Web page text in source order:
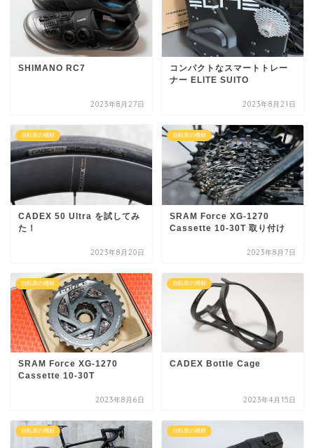
SHIMANO RC7
2023年8月27日
コンパクトなスマートトレー
ナー ELITE SUITO
2023年8月21日
自転車の機材
CADEX 50 Ultra を試してみ
た！
2023年8月20日
自転車の機材
SRAM Force XG-1270
Cassette 10-30T 取り付け
2023年8月7日
自転車の機材
SRAM Force XG-1270
Cassette 10-30T
2023年8月6日
自転車の機材
CADEX Bottle Cage
2023年4月15日
自転車の機材 自転車の機材